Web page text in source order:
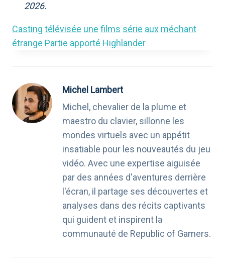
2026.
Casting télévisée une films série aux méchant
étrange Partie apporté Highlander
Michel Lambert
Michel, chevalier de la plume et
maestro du clavier, sillonne les
mondes virtuels avec un appétit
insatiable pour les nouveautés du jeu
vidéo. Avec une expertise aiguisée
par des années d'aventures derrière
l'écran, il partage ses découvertes et
analyses dans des récits captivants
qui guident et inspirent la
communauté de Republic of Gamers.